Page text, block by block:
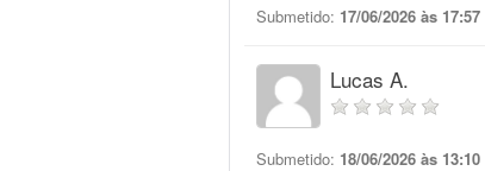
Submetido: 17/06/2026 às 17:57
Lucas A.
Submetido: 18/06/2026 às 13:10